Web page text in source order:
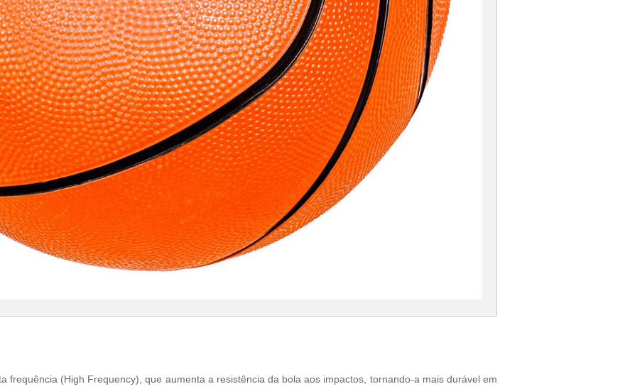
frequência (High Frequency), que aumenta a resistência da bola aos impactos, tornando-a mais durável em